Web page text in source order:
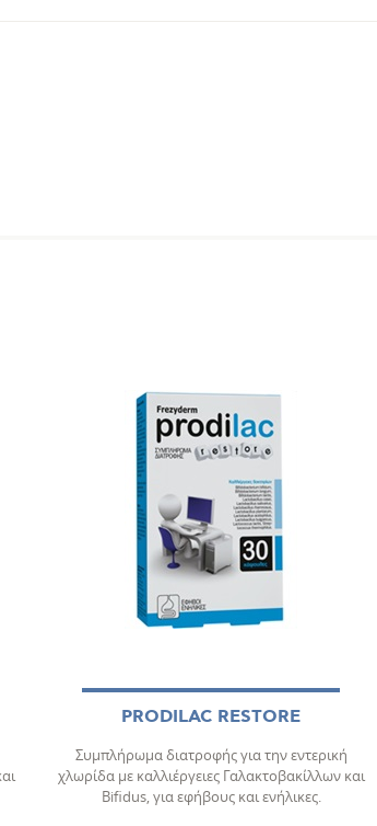
PRODILAC RESTORE
Συμπλήρωμα διατροφής για την εντερική
χλωρίδα με καλλιέργειες Γαλακτοβακίλλων και
Bifidus, για εφήβους και ενήλικες.